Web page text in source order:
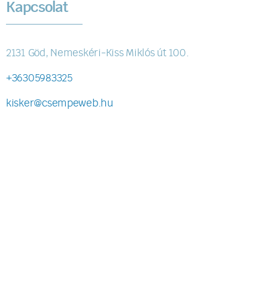
Kapcsolat
2131 Göd, Nemeskéri-Kiss Miklós út 100.
+36305983325
kisker@csempeweb.hu